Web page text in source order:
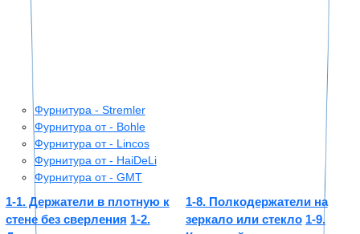
Фурнитура - Stremler
Фурнитура от - Bohle
Фурнитура от - Lincos
Фурнитура от - HaiDeLi
Фурнитура от - GMT
1-1. Держатели в плотную к
стене без сверления 1-2.
1-8. Полкодержатели на
зеркало или стекло 1-9.